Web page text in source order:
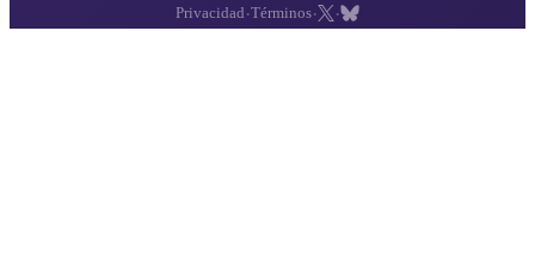
Privacidad ·Términos· ·